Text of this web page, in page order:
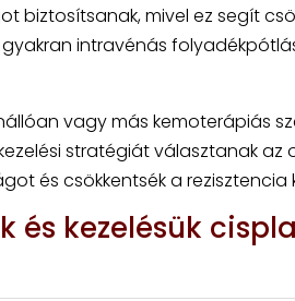
biztosítsanak, mivel ez segít
intravénás
vagy más kemoterápiás
stratégiát választanak az
és csökkentsék a rezisztencia
és kezelésük